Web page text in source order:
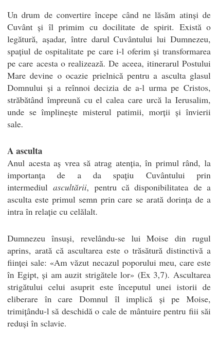
Un drum de convertire începe când ne lăsăm atinși de
Cuvânt și îl primim cu docilitate de spirit. Există o
legătură, așadar, între darul Cuvântului lui Dumnezeu,
spațiul de ospitalitate pe care i-l oferim și transformarea
pe care acesta o realizează. De aceea, itinerarul Postului
Mare devine o ocazie prielnică pentru a asculta glasul
Domnului și a reînnoi decizia de a-l urma pe Cristos,
străbătând împreună cu el calea care urcă la Ierusalim,
unde se împlinește misterul patimii, morții și învierii
sale.
A asculta
Anul acesta aș vrea să atrag atenția, în primul rând, la
importanța de a da spațiu Cuvântului prin
intermediulascultării, pentru că disponibilitatea de a
asculta este primul semn prin care se arată dorința de a
intra în relație cu celălalt.
Dumnezeu însuși, revelându-se lui Moise din rugul
aprins, arată că ascultarea este o trăsătură distinctivă a
ființei sale: «Am văzut necazul poporului meu, care este
în Egipt, și am auzit strigătele lor» (Ex 3,7). Ascultarea
strigătului celui asuprit este începutul unei istorii de
eliberare în care Domnul îl implică și pe Moise,
trimițându-l să deschidă o cale de mântuire pentru fiii săi
reduși în sclavie.